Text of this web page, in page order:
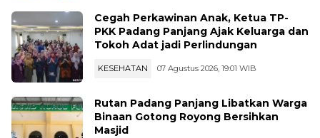
Cegah Perkawinan Anak, Ketua TP-
PKK Padang Panjang Ajak Keluarga dan
Tokoh Adat jadi Perlindungan
KESEHATAN 07 Agustus 2026, 19:01 WIB
Rutan Padang Panjang Libatkan Warga
Binaan Gotong Royong Bersihkan
Masjid